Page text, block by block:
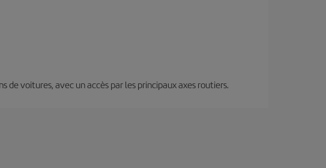
de voitures, avec un accès par les principaux axes routiers.